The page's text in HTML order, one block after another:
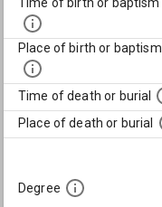
Place of birth or baptism
Time of death or burial
Place of death or burial
Degree